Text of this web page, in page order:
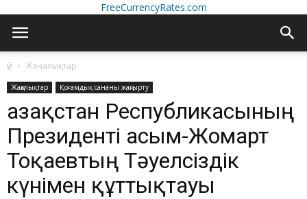
FreeCurrencyRates.com
үй Жаңалықтар
Жаңалықтар Қоғамдық сананы жаңғырту
Қазақстан Республикасының
Президенті Қасым-Жомарт
Тоқаевтың Тәуелсіздік
күнімен құттықтауы